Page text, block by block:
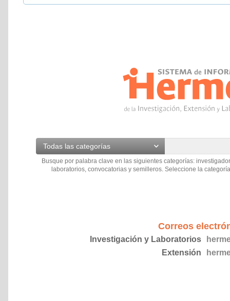
Todas las categorías
Busque por palabra clave en las siguientes categorías:
laboratorios, convocatorias y semilleros. Seleccione la
Correos
Investigación y Laboratorios
Extensión